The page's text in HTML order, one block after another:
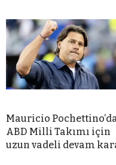
Mauricio
ABD Milli Takımı için
uzun vadeli devam